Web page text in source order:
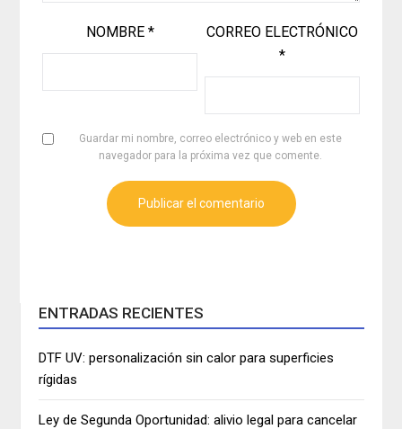
NOMBRE *
CORREO ELECTRÓNICO
*
Guardar mi nombre, correo electrónico y web en este
navegador para la próxima vez que comente.
ENTRADAS RECIENTES
DTF UV: personalización sin calor para superficies
rígidas
Ley de Segunda Oportunidad: alivio legal para cancelar